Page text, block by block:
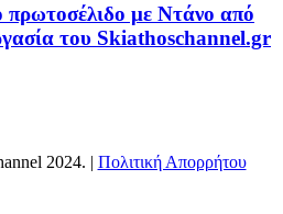
με Ντάνο από
του Skiathoschannel.gr
2024. | Πολιτική Απορρήτου